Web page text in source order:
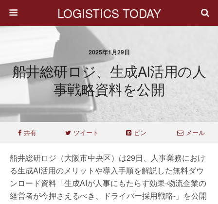
LOGISTICS TODAY
2025年1月29日
船井総研ロジ、生成AI活用の人
事戦略資料を公開
共有 ツイート ピン メール
船井総研ロジ（大阪市中央区）は29日、人事業務におけ
る生成AI活用のメリットや導入手順を解説した無料ダウ
ンロード資料「生成AIが人事にもたらす効果-物流企業の
経営者が今押さえるべき、ドライバー採用戦略-」を公開